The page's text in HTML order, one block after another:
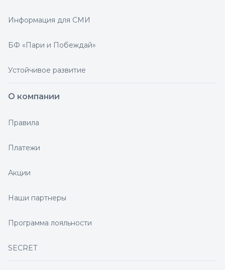
Информация для СМИ
БФ «Пари и Побеждай»
Устойчивое развитие
О компании
Правила
Платежи
Акции
Наши партнеры
Программа лояльности
SECRET